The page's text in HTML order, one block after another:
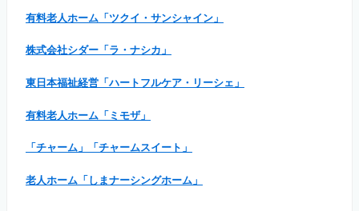
有料老人ホーム「ツクイ・サンシャイン」
株式会社シダー「ラ・ナシカ」
東日本福祉経営「ハートフルケア・リーシェ」
有料老人ホーム「ミモザ」
「チャーム」「チャームスイート」
老人ホーム「しまナーシングホーム」